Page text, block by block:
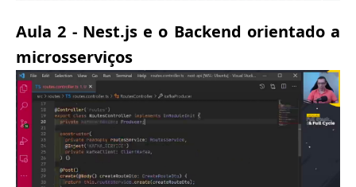
Aula 2 - Nest.js e o Backend orientado a
microsserviços